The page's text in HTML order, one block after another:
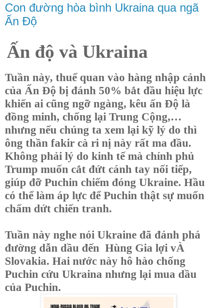
Con đường hòa bình Ukraina qua ngã
Ấn Độ
Ấn độ và Ukraina
Tuần này, thuế quan vào hàng nhập cảnh
của Ấn Độ bị đánh 50% bắt đầu hiệu lực
khiến ai cũng ngỡ ngàng, kêu ấn Độ là
đồng minh, chống lại Trung Cộng,…
nhưng nếu chúng ta xem lại kỹ lý do thì
ông thần fakir cà ri nị này rất ma đầu.
Không phải lý do kinh tế mà chính phủ
Trump muốn cắt đứt cánh tay nối tiếp,
giúp đỡ Puchin chiếm đóng Ukraine. Hầu
có thể làm áp lực để Puchin thật sự muốn
chấm dứt chiến tranh.
Tuần này nghe nói Ukraine đã đánh phá
đường dẫn dầu đến Hùng Gia lợi vÀ
Slovakia. Hai nước này hô hào chống
Puchin cứu Ukraina nhưng lại mua dầu
của Puchin.